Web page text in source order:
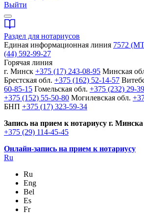
Выйти
Раздел для нотариусов
Единая информационная линия 7572
(44) 592-99-27
Горячая линия
г. Минск +375 (17) 243-08-95 Минская
Брестская обл. +375 (162) 52-14-57
60-85-15 Гомельская обл. +375 (232) 29-
+375 (152) 55-50-80 Могилевская обл.
БНП +375 (17) 323-59-34
Запись на прием к нотариусу г. Минска
+375 (29) 114-45-45
Онлайн-запись на прием к нотариусу
Ru
Ru
Eng
Bel
Es
Fr